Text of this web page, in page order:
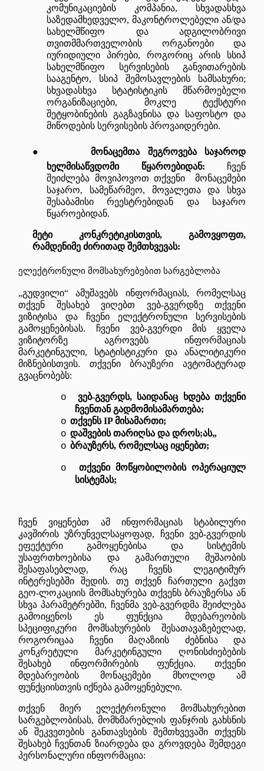
კომუნიკაციების კომპანია, სხვადასხვა
საზედამხედველო, მაკონტროლებელი ან/და
სახელმწიფო და ადგილობრივი
თვითმმართველობის ორგანოები და
იურიდიული პირები, როგორიც არის სსიპ
სახელმწიფო სერვისების განვითარების
სააგენტო, სსიპ შემოსავლების სამსახური;
სხვადასხვა სტატისტიკის მწარმოებელი
ორგანიზაციები, მოკლე ტექსტური
შეტყობინების გაგზავნისა და საფოსტო და
მიწოდების სერვისების პროვაიდერები.
●
მონაცემთა შეგროვება საჯაროდ
ხელმისაწვდომი წყაროებიდან: ჩვენ
შეიძლება მოვიპოვოთ თქვენი მონაცემები
საჯარო, სამეწარმეო, მოვალეთა და სხვა
შესაბამისი რეესტრებიდან და საჯარო
წყაროებიდან.
მეტი კონკრეტიკისთვის, გამოვყოფთ,
რამდენიმე ძირითად შემთხვევას:
ელექტრონული მომსახურებებით სარგებლობა
„გუდვილი“ ამუშავებს ინფორმაციას, რომელსაც
თქვენ შესახებ ვიღებთ ვებ-გვერდზე თქვენი
ვიზიტისა და ჩვენი ელექტრონული სერვისების
გამოყენებისას. ჩვენი ვებ-გვერდი მის ყველა
ვიზიტორზე აგროვებს ინფორმაციას
მარკეტინგული, სტატისტიკური და ანალიტიკური
მიზნებისთვის. თქვენი ბრაუზერი ავტომატურად
გვაცნობებს:
o
ვებ-გვერდს, საიდანაც ხდება თქვენი
ჩვენთან გადმომისამართება;
o თქვენს IP მისამართი;
o დაშვების თარიღსა და დროს;ას„
o ბრაუზერს, რომელსაც იყენებთ;
o
თქვენი მოწყობილობის ოპერაციულ
სისტემას;
ჩვენ ვიყენებთ ამ ინფორმაციას სტაბილური
კავშირის უზრუნველსაყოფად, ჩვენი ვებ-გვერდის
ეფექტური გამოყენებისა და სისტემის
უსაფრთხოებისა და გამართული მუშაობის
შესაფასებლად, რაც ჩვენს ლეგიტიმურ
ინტერესებში შედის. თუ თქვენ ჩართული გაქვთ
გეო-ლოკაციის მომსახურება თქვენს ბრაუზერსა ან
სხვა პარამეტრებში, ჩვენმა ვებ-გვერდმა შეიძლება
გამოიყენოს ეს ფუნქცია მდებარეობის
სპეციფიკური მომსახურების შესათავაზებელად,
როგორიცაა ჩვენი მაღაზიის ძებნისა და
კონკრეტული მარკეტინგული ღონისძიებების
შესახებ ინფორმირების ფუნქცია. თქვენი
მდებარეობის მონაცემები მხოლოდ ამ
ფუნქციისთვის იქნება გამოყენებული.
თქვენ მიერ ელექტრონული მომსახურებით
სარგებლობისას, მომხმარებლის ფანჯრის გახსნის
ან შეკვეთების განთავსების შემთხვევაში თქვენს
შესახებ ჩვენთან ზიარდება და გროვდება შემდეგი
პერსონალური ინფორმაცია: